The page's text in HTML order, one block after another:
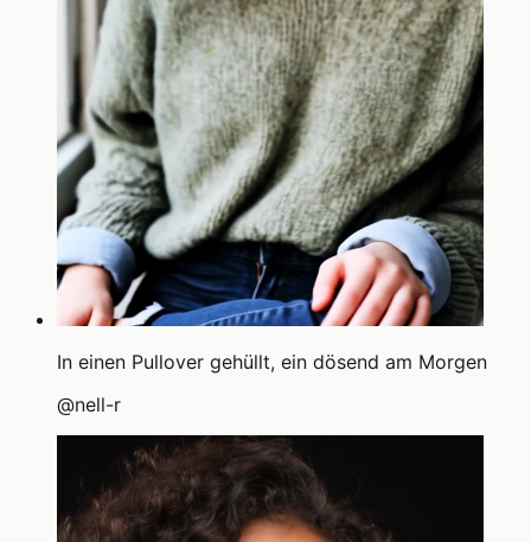
In einen Pullover gehüllt, ein dösend am Morgen
@nell-r